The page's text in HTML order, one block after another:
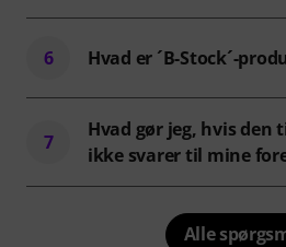
6 Hvad er ´B-Stock´-
7
Hvad gør jeg, hvis den
ikke svarer til mine
Alle